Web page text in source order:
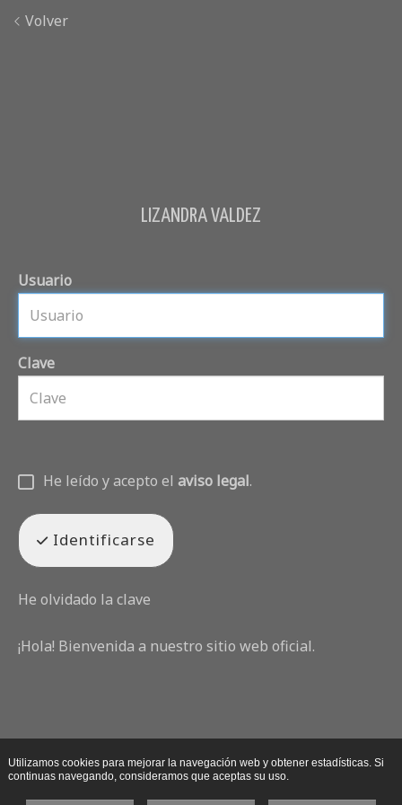
Volver
LIZANDRA VALDEZ
Usuario
Clave
He leído y acepto el aviso legal.
Identificarse
He olvidado la clave
¡Hola! Bienvenida a nuestro sitio web oficial.
Utilizamos cookies para mejorar la navegación web y obtener estadísticas. Si
continuas navegando, consideramos que aceptas su uso.